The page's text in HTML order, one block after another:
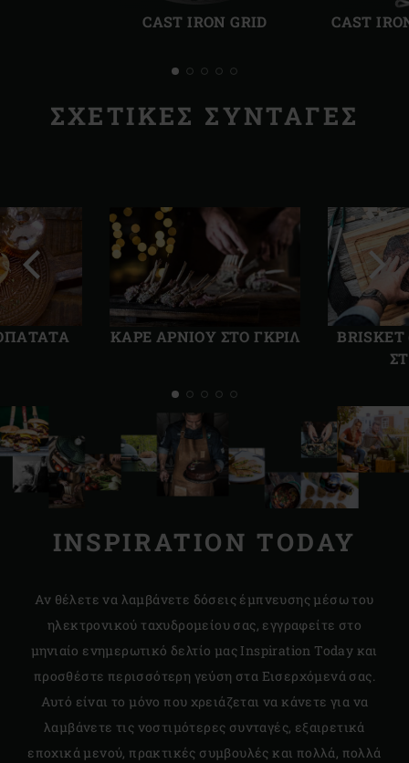
CAST IRON GRID CAST
ΣΧΕΤΙΚΈΣ ΣΥΝΤΑΓΈΣ
ΚΑΡΕ ΑΡΝΙΟΥ ΣΤΟ ΓΚΡΙΛ
Προηγούμενη
διαφάνεια
INSPIRATION TODAY
Αν θέλετε να λαμβάνετε δόσεις έμπνευσης μέσω του
ηλεκτρονικού ταχυδρομείου σας, εγγραφείτε στο
μηνιαίο ενημερωτικό δελτίο μας Inspiration Today και
προσθέστε περισσότερη γεύση στα Εισερχόμενά σας.
Αυτό είναι το μόνο που χρειάζεται να κάνετε για να
λαμβάνετε τις νοστιμότερες συνταγές, εξαιρετικά
εποχικά μενού, πρακτικές συμβουλές και πολλά, πολλά